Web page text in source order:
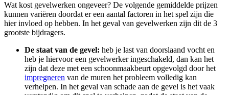
Wat kost gevelwerken ongeveer? De volgende gemiddelde prijzen
kunnen variëren doordat er een aantal factoren in het spel zijn die
hier invloed op hebben. In het geval van gevelwerken zijn dit de 3
grootste bijdragers.
De staat van de gevel: heb je last van doorslaand vocht en
heb je hiervoor een gevelwerker ingeschakeld, dan kan het
zijn dat deze met een schoonmaakbeurt opgevolgd door het
impregneren van de muren het probleem volledig kan
verhelpen. In het geval van schade aan de gevel is het vaak